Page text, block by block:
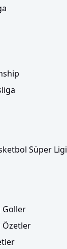
Süper Ligi
Goller
Özetler